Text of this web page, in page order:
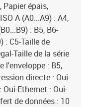
Papier épais,
A (A0...A9) : A4,
: B5, B6-
: C5-Taille de
Taille de la série
l'enveloppe : B5,
directe : Oui-
Ethernet : Oui-
de données : 10